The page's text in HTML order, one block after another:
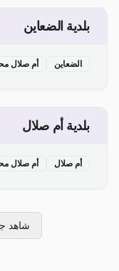
بلدية الضعاين
الضعاين أم صلال
بلدية أم صلال
أم صلال أم صلال
شاهد